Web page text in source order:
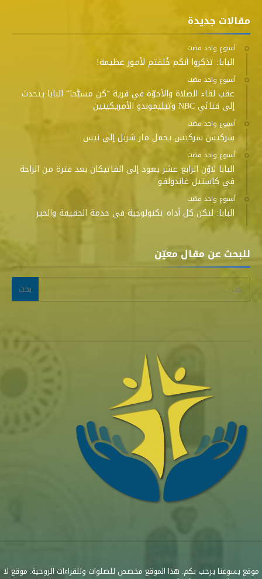
مقالات جديدة
‫‫‫‏‫أسبوع واحد مضت‬
البابا: تذكروا أنكم خُلقتم لأمور عظيمة!
‫‫‫‏‫أسبوع واحد مضت‬
عقب لقاء الصلاة والأخوّة في قرية “كن مسبَّحا” البابا يتحدث
إلى قناتَي NBC وتيليموندو الأمريكيتين
‫‫‫‏‫أسبوع واحد مضت‬
سركيس سركيس يحمل مار شربل إلى نيس
‫‫‫‏‫أسبوع واحد مضت‬
البابا لاوُن الرابع عشر يعود إلى الفاتيكان بعد فترة من الراحة
في كاستيل غاندولفو
‫‫‫‏‫أسبوع واحد مضت‬
البابا: لتكن كل أداة تكنولوجية في خدمة الحقيقة والخير
للبحث عن مقال معيّن
البحث عن:
موقع يسوعنا يرحب بكم. هذا الموقع مخصص للصلوات وللقراءات الروحية. موقع لا